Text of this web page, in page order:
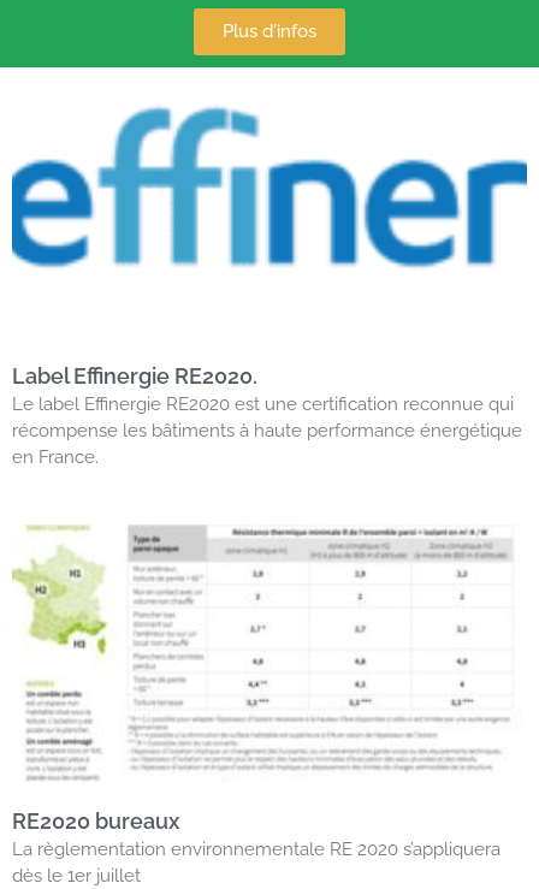
Plus d'infos
Label Effinergie RE2020.
Le label Effinergie RE2020 est une certification reconnue qui
récompense les bâtiments à haute performance énergétique
en France.
RE2020 bureaux
La règlementation environnementale RE 2020 s’appliquera
dès le 1er juillet